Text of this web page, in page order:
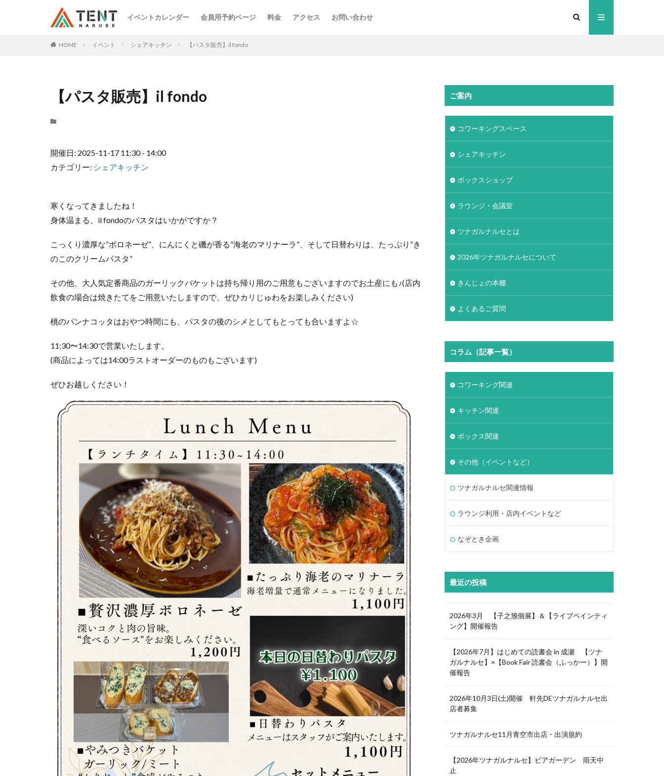
イベントカレンダー 会員用予約ページ 料金 アクセス お問い合わせ
HOME イベント シェアキッチン 【パスタ販売】il fondo
【パスタ販売】il fondo
開催日: 2025-11-17 11:30 - 14:00
カテゴリー: シェアキッチン
寒くなってきましたね！
身体温まる、il fondoのパスタはいかがですか？
こっくり濃厚な”ボロネーゼ”、にんにくと磯が香る”海老のマリナーラ”、そして日替わりは、たっぷり”き
のこのクリームパスタ”
その他、大人気定番商品のガーリックバケットは持ち帰り用のご用意もございますのでお土産にも♪(店内
飲食の場合は焼きたてをご用意いたしますので、ぜひカリじゅわをお楽しみください)
桃のパンナコッタはおやつ時間にも、パスタの後のシメとしてもとっても合いますよ☆
11:30〜14:30で営業いたします。
(商品によっては14:00ラストオーダーのものもございます)
ぜひお越しください！
ご案内
コワーキングスペース
シェアキッチン
ボックスショップ
ラウンジ・会議室
ツナガルナルセとは
2026年ツナガルナルセについて
きんじょの本棚
よくあるご質問
コラム（記事一覧）
コワーキング関連
キッチン関連
ボックス関連
その他（イベントなど）
ツナガルナルセ関連情報
ラウンジ利用・店内イベントなど
なぞとき企画
最近の投稿
2026年3月 【子之籏個展】＆【ライブペインティ
ング】開催報告
【2026年7月】はじめての読書会 in 成瀬 【ツナ
ガルナルセ】×【Book Fair 読書会（ふっかー）】開
催報告
2026年10月3日(土)開催 軒先DEツナガルナルセ出
店者募集
ツナガルナルセ11月青空市出店・出演規約
【2026年ツナガルナルセ】ビアガーデン 雨天中
止